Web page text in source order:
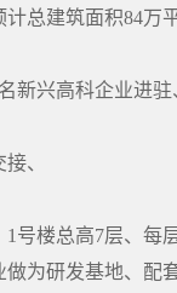
总建筑面积84万
新兴高科企业进驻
、
号楼总高7层、每
为研发基地、配